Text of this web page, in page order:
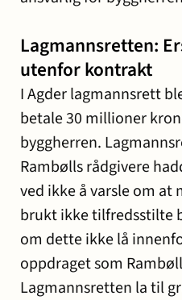
Lagmannsretten:
utenfor kontrakt
I Agder lagmannsrett
betale 30 millioner
byggherren.
Rambølls rådgivere
ved ikke å varsle om at
brukt ikke tilfredsstilte
om dette ikke lå
oppdraget som
Lagmannsretten la til